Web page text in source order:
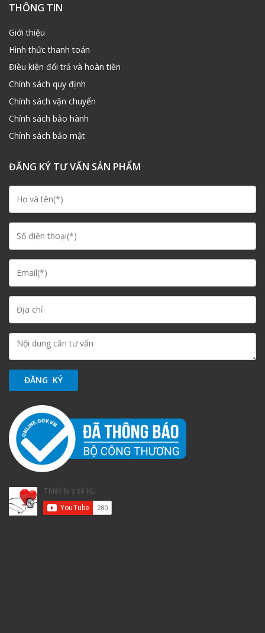
THÔNG TIN
Giới thiệu
Hình thức thanh toán
Điều kiện đổi trả và hoàn tiền
Chính sách quy định
Chính sách vận chuyển
Chính sách bảo hành
Chính sách bảo mật
ĐĂNG KÝ TƯ VẤN SẢN PHẨM